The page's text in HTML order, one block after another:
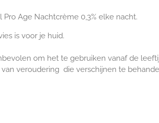
Age Nachtcrème 0,3% elke nacht.
is voor je huid.
om het te gebruiken vanaf de
veroudering die verschijnen te